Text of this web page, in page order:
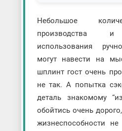
Небольшое
производства и
использования
могут навести на
шплинт гост очень
не так. А попытка
деталь знакомому
обойтись очень
жизнеспособности